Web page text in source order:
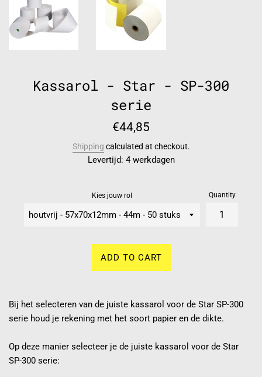
Kassarol - Star - SP-300
serie
Regular
€44,85
Shipping calculated at checkout.
Levertijd: 4 werkdagen
Kies jouw rol Quantity
ADD TO CART
Bij het selecteren van de juiste kassarol voor de Star SP-300
serie houd je rekening met het soort papier en de dikte.
Op deze manier selecteer je de juiste kassarol voor de Star
SP-300 serie: